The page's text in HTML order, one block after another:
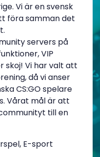
Vi är en svensk
föra samman det
servers på
VIP
skoj! Vi har valt att
då vi anser
CS:GO spelare
Vårat mål är att
till en
E-sport